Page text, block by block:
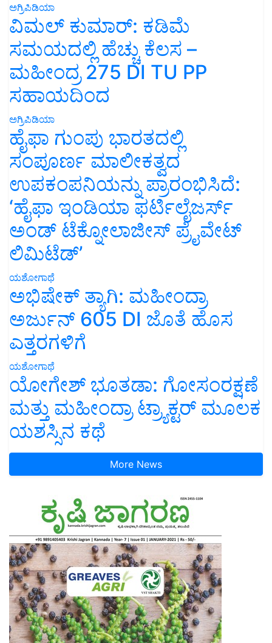
ಅಗ್ರಿಪಿಡಿಯಾ
ವಿಮಲ್ ಕುಮಾರ್: ಕಡಿಮೆ
ಸಮಯದಲ್ಲಿ ಹೆಚ್ಚು ಕೆಲಸ –
ಮಹೀಂದ್ರ 275 DI TU PP
ಸಹಾಯದಿಂದ
ಅಗ್ರಿಪಿಡಿಯಾ
ಹೈಫಾ ಗುಂಪು ಭಾರತದಲ್ಲಿ
ಸಂಪೂರ್ಣ ಮಾಲೀಕತ್ವದ
ಉಪಕಂಪನಿಯನ್ನು ಪ್ರಾರಂಭಿಸಿದೆ:
‘ಹೈಫಾ ಇಂಡಿಯಾ ಫರ್ಟಿಲೈಜರ್ಸ್
ಅಂಡ್ ಟೆಕ್ನೋಲಾಜೀಸ್ ಪ್ರೈವೇಟ್
ಲಿಮಿಟೆಡ್’
ಯಶೋಗಾಥೆ
ಅಭಿಷೇಕ್ ತ್ಯಾಗಿ: ಮಹೀಂದ್ರಾ
ಅರ್ಜುನ್ 605 DI ಜೊತೆ ಹೊಸ
ಎತ್ತರಗಳಿಗೆ
ಯಶೋಗಾಥೆ
ಯೋಗೇಶ್ ಭೂತಡಾ: ಗೋಸಂರಕ್ಷಣೆ
ಮತ್ತು ಮಹೀಂದ್ರಾ ಟ್ರ್ಯಾಕ್ಟರ್ ಮೂಲಕ
ಯಶಸ್ಸಿನ ಕಥೆ
More News